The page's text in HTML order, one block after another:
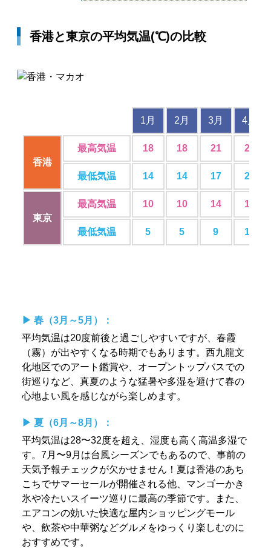
香港と東京の平均気温(℃)の比較
1月 2月 3月 4月
香港
最高気温 18 18 21 25
最低気温 14 14 17 20
東京
最高気温 10 10 14 18
最低気温 5 5 9 14
▶︎ 春（3月～5月）：
平均気温は20度前後と過ごしやすいですが、春霞
（霧）が出やすくなる時期でもあります。西九龍文
化地区でのアート鑑賞や、オープントップバスでの
街巡りなど、真夏のような猛暑や多湿を避けて春の
心地よい風を感じながら楽しめます。
▶︎ 夏（6月～8月）：
平均気温は28〜32度を超え、湿度も高く高温多湿で
す。7月〜9月は台風シーズンでもあるので、事前の
天気予報チェックが欠かせません！夏は香港のあち
こちでサマーセールが開催される他、マンゴーかき
氷や冷たいスイーツ巡りに最高の季節です。また、
エアコンの効いた快適な屋内ショッピングモール
や、飲茶や中華粥などグルメをゆっくり楽しむのに
おすすめです。